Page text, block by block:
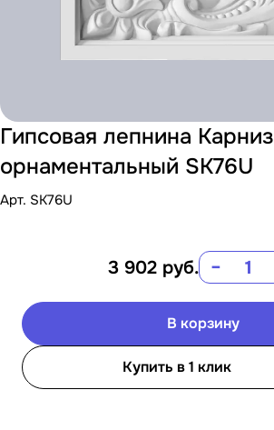
Гипсовая лепнина Карниз
орнаментальный SK76U
Арт. SK76U
3 902 руб. −
В корзину
Купить в 1 клик